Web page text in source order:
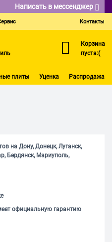
Написать в мессенджер
Контакты
Корзина
пуста:(
плиты Уценка Распродажа
на Дону, Донецк, Луганск,
Бердянск, Мариуполь,
официальную гарантию